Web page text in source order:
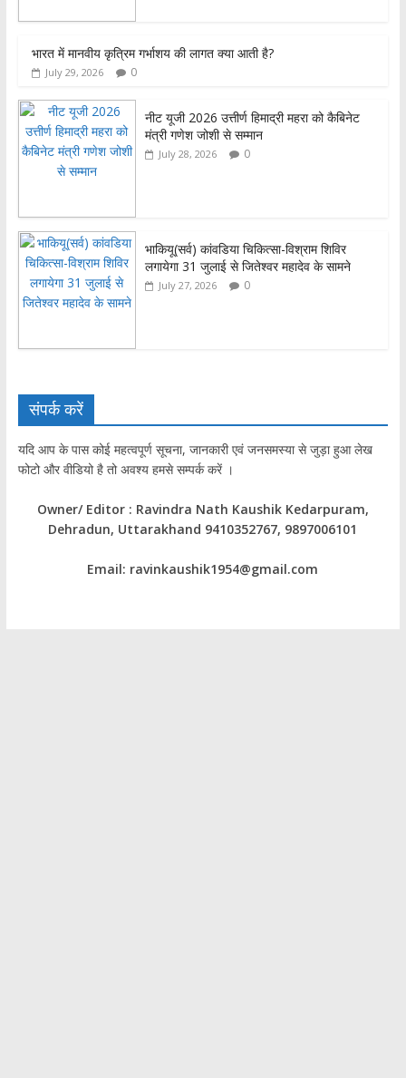
k
भारत में मानवीय कृत्रिम गर्भाशय की लागत क्या आती है?
July 29, 2026 0
नीट यूजी 2026 उत्तीर्ण हिमाद्री महरा को कैबिनेट
मंत्री गणेश जोशी से सम्मान
July 28, 2026 0
भाकियू(सर्व) कांवडिया चिकित्सा-विश्राम शिविर
लगायेगा 31 जुलाई से जितेश्वर महादेव के सामने
July 27, 2026 0
संपर्क करें
यदि आप के पास कोई महत्वपूर्ण सूचना, जानकारी एवं जनसमस्या से जुड़ा हुआ लेख
फोटो और वीडियो है तो अवश्य हमसे सम्पर्क करें ।
Owner/ Editor : Ravindra Nath Kaushik Kedarpuram,
Dehradun, Uttarakhand 9410352767, 9897006101
Email: ravinkaushik1954@gmail.com